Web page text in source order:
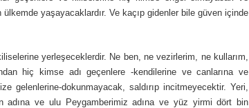
ülkemde yaşayacaklardır. Ve kaçıp gidenler bile güven içinde
yerleşeceklerdir. Ne ben, ne vezirlerim, ne kullarım,
hiç kimse adı geçenlere -kendilerine ve canlarına ve
gelenlerine-dokunmayacak, saldırıp incitmeyecektir. Yeri,
adına ve ulu Peygamberimiz adına ve yüz yirmi dört bin